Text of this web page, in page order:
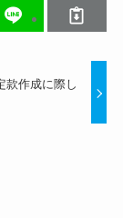
款作成に際し